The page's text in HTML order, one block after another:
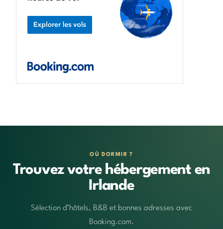
OÙ DORMIR ?
Trouvez votre hébergement en
Irlande
Sélection d’hôtels, B&B et bonnes adresses avec
Booking.com.